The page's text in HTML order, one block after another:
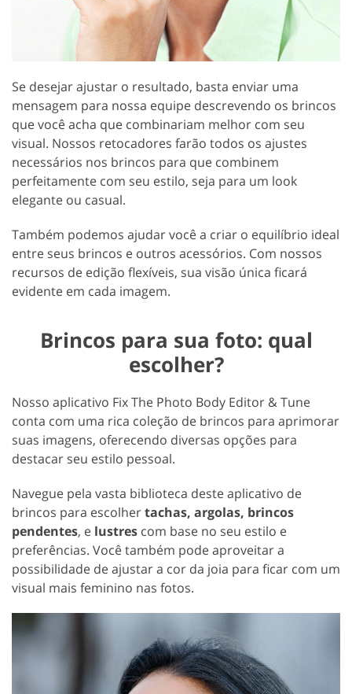
Se desejar ajustar o resultado, basta enviar uma
mensagem para nossa equipe descrevendo os brincos
que você acha que combinariam melhor com seu
visual. Nossos retocadores farão todos os ajustes
necessários nos brincos para que combinem
perfeitamente com seu estilo, seja para um look
elegante ou casual.
Também podemos ajudar você a criar o equilíbrio ideal
entre seus brincos e outros acessórios. Com nossos
recursos de edição flexíveis, sua visão única ficará
evidente em cada imagem.
Brincos para sua foto: qual
escolher?
Nosso aplicativo Fix The Photo Body Editor & Tune
conta com uma rica coleção de brincos para aprimorar
suas imagens, oferecendo diversas opções para
destacar seu estilo pessoal.
Navegue pela vasta biblioteca deste aplicativo de
brincos para escolhertachas, argolas, brincos
pendentes, e lustres com base no seu estilo e
preferências. Você também pode aproveitar a
possibilidade de ajustar a cor da joia para ficar com um
visual mais feminino nas fotos.